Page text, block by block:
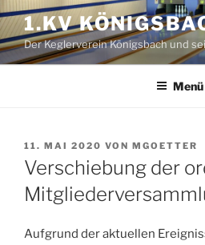
Zum
Inhalt
springen
1.KV
Der Keglerverein Königsbach und
Menü
VERÖFFENTLICHT
AM
11. MAI 2020 VON MGOETTER
Verschiebung der
Aufgrund der aktuellen